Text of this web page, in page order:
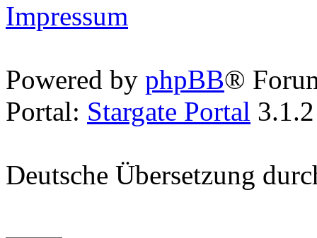
kann nicht mal jemand hier
wünsche euch frohe ostern
Impressum
Powered by phpBB®
Portal: Stargate Portal
Deutsche Übersetzung